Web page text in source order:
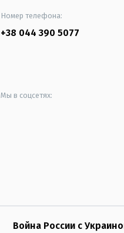
Номер телефона:
+38 044 390 5077
Мы в соцсетях:
Война России с